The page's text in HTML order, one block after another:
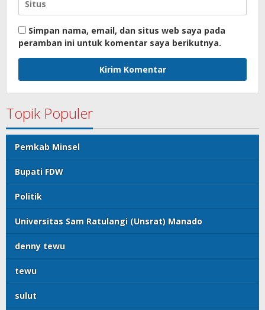
Simpan nama, email, dan situs web saya pada
peramban ini untuk komentar saya berikutnya.
Topik Populer
Pemkab Minsel
Bupati FDW
Politik
Universitas Sam Ratulangi (Unsrat) Manado
denny tewu
tewu
sulut